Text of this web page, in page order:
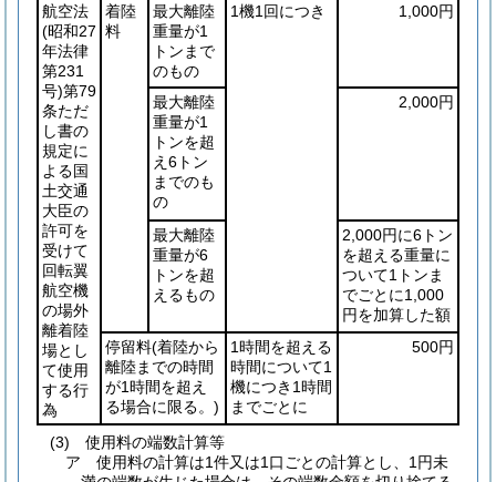
航空法
(昭和27
年法律
第231
号)第79
条ただ
し書の
規定に
よる国
土交通
大臣の
許可を
受けて
回転翼
航空機
の場外
離着陸
場とし
て使用
する行
為
着陸
料
最大離陸
重量が1
トンまで
のもの
1機1回につき 1,000円
最大離陸
重量が1
トンを超
え6トン
までのも
の
2,000円
最大離陸
重量が6
トンを超
えるもの
2,000円に6トン
を超える重量に
ついて1トンま
でごとに1,000
円を加算した額
停留料(着陸から
離陸までの時間
が1時間を超え
る場合に限る。)
1時間を超える
時間について1
機につき1時間
までごとに
500円
(3) 使用料の端数計算等
ア 使用料の計算は1件又は1口ごとの計算とし、1円未